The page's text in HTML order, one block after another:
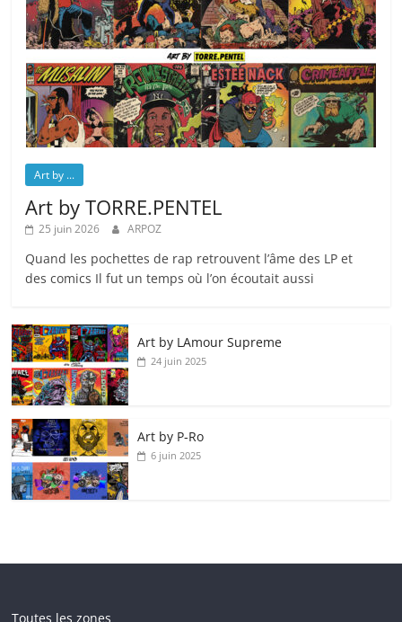
Art by ...
Art by TORRE.PENTEL
25 juin 2026 ARPOZ
Quand les pochettes de rap retrouvent l’âme des LP et
des comics Il fut un temps où l’on écoutait aussi
Art by LAmour Supreme
24 juin 2025
Art by P‑Ro
6 juin 2025
Toutes les zones